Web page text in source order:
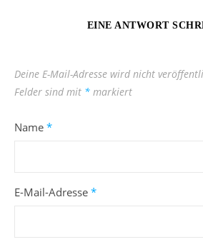
EINE ANTWORT
Deine E-Mail-Adresse wird nicht
Felder sind mit * markiert
Name *
E-Mail-Adresse *